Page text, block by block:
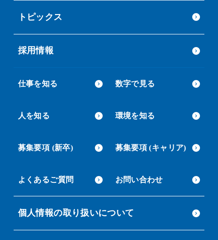
トピックス
採用情報
仕事を知る 数字で見る
人を知る 環境を知る
募集要項 (新卒) 募集要項 (キャリア)
よくあるご質問 お問い合わせ
個人情報の取り扱いについて